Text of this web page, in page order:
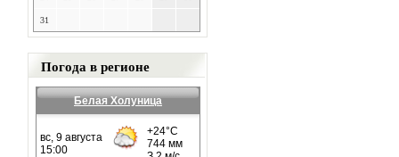
31
Погода в регионе
Белая Холуница